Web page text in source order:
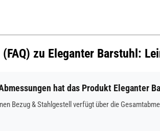
zu Eleganter Barstuhl:
hat das Produkt Eleganter
Bezug & Stahlgestell verfügt über die